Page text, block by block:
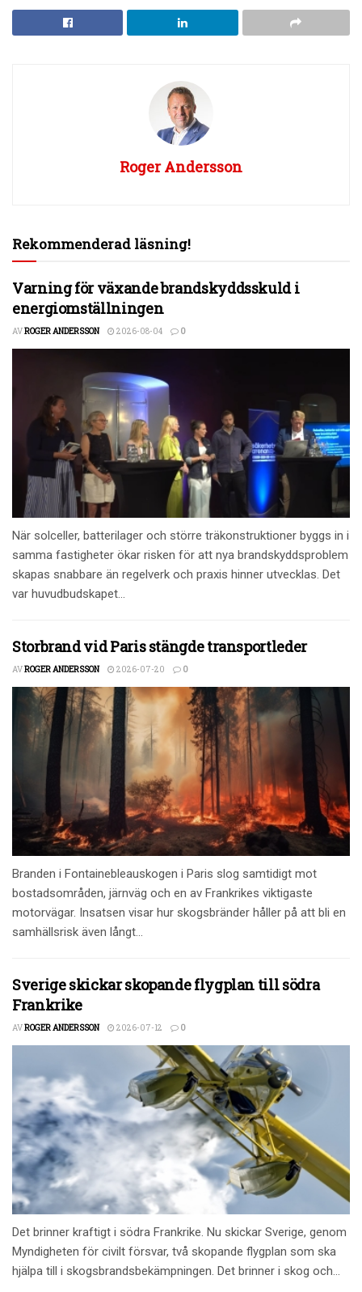
Roger Andersson
Rekommenderad läsning!
Varning för växande brandskyddsskuld i
energiomställningen
AVROGER ANDERSSON 2026-08-04 0
När solceller, batterilager och större träkonstruktioner byggs in i
samma fastigheter ökar risken för att nya brandskyddsproblem
skapas snabbare än regelverk och praxis hinner utvecklas. Det
var huvudbudskapet...
Storbrand vid Paris stängde transportleder
AVROGER ANDERSSON 2026-07-20 0
Branden i Fontainebleauskogen i Paris slog samtidigt mot
bostadsområden, järnväg och en av Frankrikes viktigaste
motorvägar. Insatsen visar hur skogsbränder håller på att bli en
samhällsrisk även långt...
Sverige skickar skopande flygplan till södra
Frankrike
AVROGER ANDERSSON 2026-07-12 0
Det brinner kraftigt i södra Frankrike. Nu skickar Sverige, genom
Myndigheten för civilt försvar, två skopande flygplan som ska
hjälpa till i skogsbrandsbekämpningen. Det brinner i skog och...